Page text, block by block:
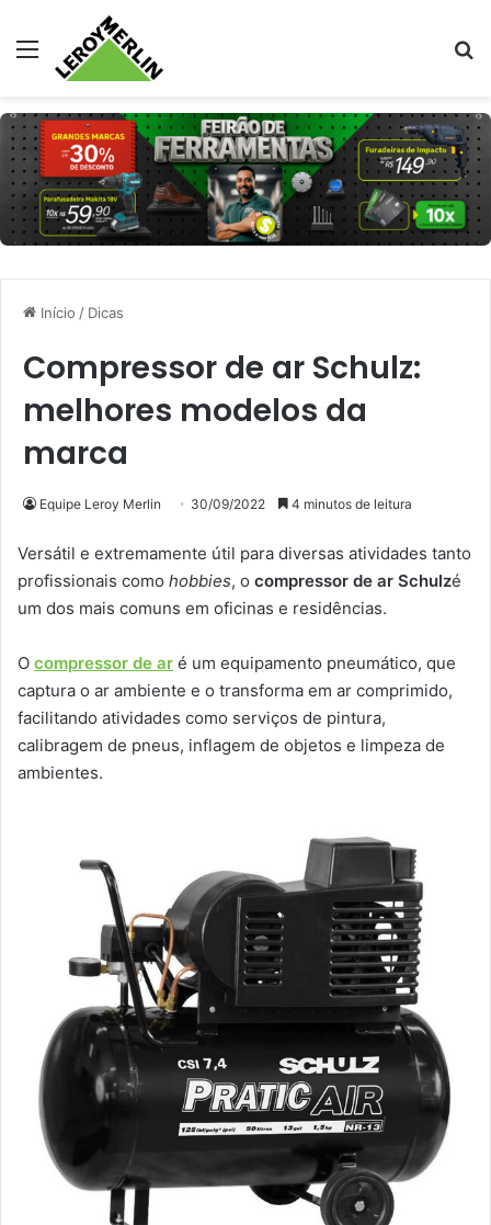
Menu
Início / Dicas
Compressor de ar Schulz:
melhores modelos da
marca
Equipe Leroy Merlin 30/09/2022 4 minutos de leitura
Versátil e extremamente útil para diversas atividades tanto
profissionais como hobbies, o compressor de ar Schulzé
um dos mais comuns em oficinas e residências.
O compressor de ar é um equipamento pneumático, que
captura o ar ambiente e o transforma em ar comprimido,
facilitando atividades como serviços de pintura,
calibragem de pneus, inflagem de objetos e limpeza de
ambientes.